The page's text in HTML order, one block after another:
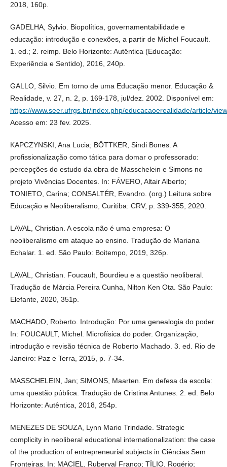
2018, 160p.
GADELHA, Sylvio. Biopolítica, governamentabilidade e
educação: introdução e conexões, a partir de Michel Foucault.
1. ed.; 2. reimp. Belo Horizonte: Autêntica (Educação:
Experiência e Sentido), 2016, 240p.
GALLO, Silvio. Em torno de uma Educação menor. Educação &
Realidade, v. 27, n. 2, p. 169-178, jul/dez. 2002. Disponível em:
https://www.seer.ufrgs.br/index.php/educacaoerealidade/article/
Acesso em: 23 fev. 2025.
KAPCZYNSKI, Ana Lucia; BÖTTKER, Sindi Bones. A
profissionalização como tática para domar o professorado:
percepções do estudo da obra de Masschelein e Simons no
projeto Vivências Docentes. In: FÁVERO, Altair Alberto;
TONIETO, Carina; CONSALTÉR, Evandro. (org.) Leitura sobre
Educação e Neoliberalismo, Curitiba: CRV, p. 339-355, 2020.
LAVAL, Christian. A escola não é uma empresa: O
neoliberalismo em ataque ao ensino. Tradução de Mariana
Echalar. 1. ed. São Paulo: Boitempo, 2019, 326p.
LAVAL, Christian. Foucault, Bourdieu e a questão neoliberal.
Tradução de Márcia Pereira Cunha, Nilton Ken Ota. São Paulo:
Elefante, 2020, 351p.
MACHADO, Roberto. Introdução: Por uma genealogia do poder.
In: FOUCAULT, Michel. Microfísica do poder. Organização,
introdução e revisão técnica de Roberto Machado. 3. ed. Rio de
Janeiro: Paz e Terra, 2015, p. 7-34.
MASSCHELEIN, Jan; SIMONS, Maarten. Em defesa da escola:
uma questão pública. Tradução de Cristina Antunes. 2. ed. Belo
Horizonte: Autêntica, 2018, 254p.
MENEZES DE SOUZA, Lynn Mario Trindade. Strategic
complicity in neoliberal educational internationalization: the case
of the production of entrepreneurial subjects in Ciências Sem
Fronteiras. In: MACIEL, Ruberval Franco; TÍLIO, Rogério;